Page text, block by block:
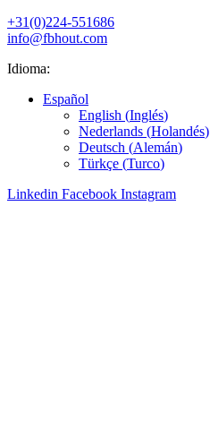
+31(0)224-551686
info@fbhout.com
Idioma:
Español
English (Inglés)
Nederlands (Holandés)
Deutsch (Alemán)
Türkçe (Turco)
Linkedin Facebook Instagram